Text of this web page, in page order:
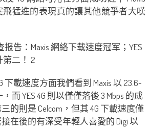
猛進的表現真的讓其他競爭者大嘆
下載速度方面我們看到 Maxis 以 23.6-
而 YES 4G 則以僅僅落後 3 Mbps 的成
的則是 Celcom，但其 4G 下載速度僅
接在後的有深受年輕人喜愛的 Digi 以